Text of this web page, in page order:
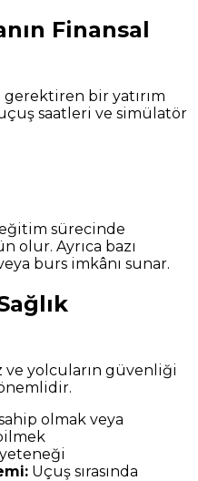
Finansal
bir yatırım
saatleri ve simülatör
sürecinde
olur. Ayrıca bazı
burs imkânı sunar.
ve yolcuların güvenliği
olmak veya
Uçuş sırasında